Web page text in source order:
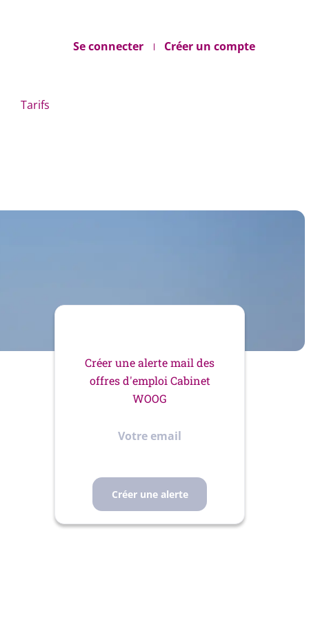
Se connecter Créer un compte
Tarifs
Créer une alerte mail des
offres d'emploi Cabinet
WOOG